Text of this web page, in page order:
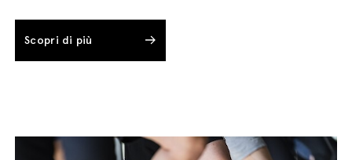
Scopri di più